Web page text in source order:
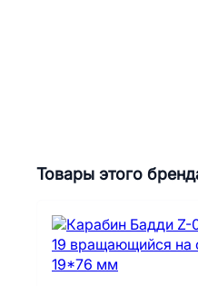
Товары этого